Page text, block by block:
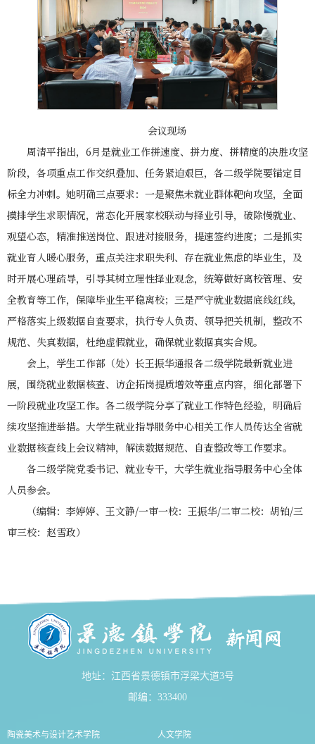
会议现场
周清平指出，6月是就业工作拼速度、拼力度、拼精度的决胜攻坚
阶段，各项重点工作交织叠加、任务紧迫艰巨，各二级学院要锚定目
标全力冲刺。她明确三点要求：一是聚焦未就业群体靶向攻坚，全面
摸排学生求职情况，常态化开展家校联动与择业引导，破除慢就业、
观望心态，精准推送岗位、跟进对接服务，提速签约进度；二是抓实
就业育人暖心服务，重点关注求职失利、存在就业焦虑的毕业生，及
时开展心理疏导，引导其树立理性择业观念，统筹做好离校管理、安
全教育等工作，保障毕业生平稳离校；三是严守就业数据底线红线，
严格落实上级数据自查要求，执行专人负责、领导把关机制，整改不
规范、失真数据，杜绝虚假就业，确保就业数据真实合规。
会上，学生工作部（处）长王振华通报各二级学院最新就业进
展，围绕就业数据核查、访企拓岗提质增效等重点内容，细化部署下
一阶段就业攻坚工作。各二级学院分享了就业工作特色经验，明确后
续攻坚推进举措。大学生就业指导服务中心相关工作人员传达全省就
业数据核查线上会议精神，解读数据规范、自查整改等工作要求。
各二级学院党委书记、就业专干，大学生就业指导服务中心全体
人员参会。
（编辑：李婷婷、王文静/一审一校：王振华/二审二校：胡铂/三
审三校：赵雪政）
地址：江西省景德镇市浮梁大道3号
邮编：333400
陶瓷美术与设计艺术学院 人文学院